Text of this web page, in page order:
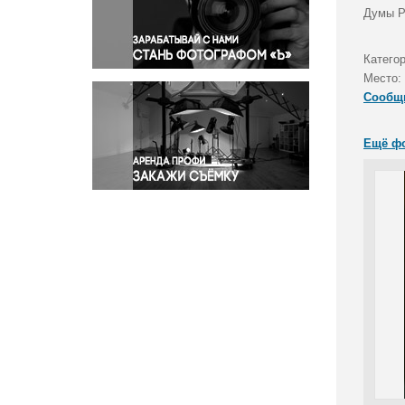
Правосудие
Происшествия и конфликты
Религия
Светская жизнь
Спорт
Экология
Экономика и бизнес
Думы
Место:
Ещё